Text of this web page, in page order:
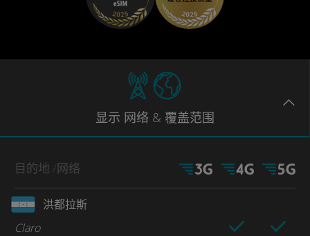
显示 网络 & 覆盖范围
目的地 /网络
洪都拉斯
Claro